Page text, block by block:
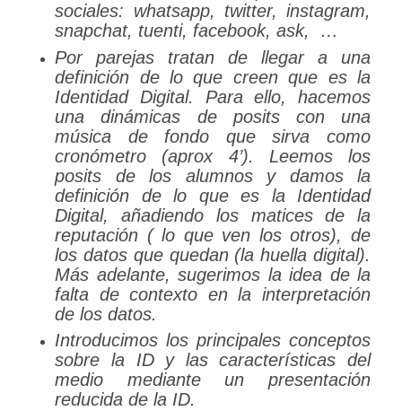
sociales: whatsapp, twitter, instagram,
snapchat, tuenti, facebook, ask, …
Por parejas tratan de llegar a una
definición de lo que creen que es la
Identidad Digital. Para ello, hacemos
una dinámicas de posits con una
música de fondo que sirva como
cronómetro (aprox 4’). Leemos los
posits de los alumnos y damos la
definición de lo que es la Identidad
Digital, añadiendo los matices de la
reputación ( lo que ven los otros), de
los datos que quedan (la huella digital).
Más adelante, sugerimos la idea de la
falta de contexto en la interpretación
de los datos.
Introducimos los principales conceptos
sobre la ID y las características del
medio mediante un presentación
reducida de la ID.